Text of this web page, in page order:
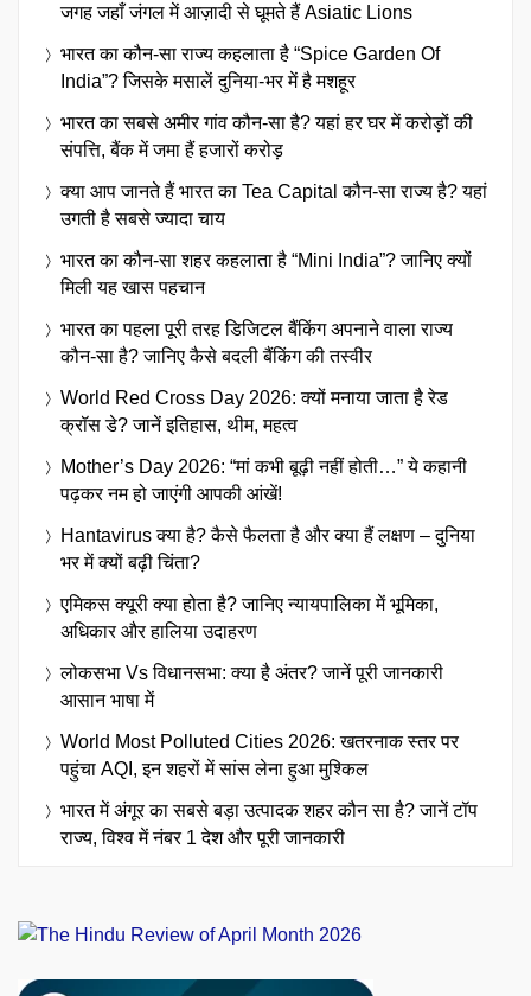
जगह जहाँ जंगल में आज़ादी से घूमते हैं Asiatic Lions
भारत का कौन-सा राज्य कहलाता है “Spice Garden Of
India”? जिसके मसालें दुनिया-भर में है मशहूर
भारत का सबसे अमीर गांव कौन-सा है? यहां हर घर में करोड़ों की
संपत्ति, बैंक में जमा हैं हजारों करोड़
क्या आप जानते हैं भारत का Tea Capital कौन-सा राज्य है? यहां
उगती है सबसे ज्यादा चाय
भारत का कौन-सा शहर कहलाता है “Mini India”? जानिए क्यों
मिली यह खास पहचान
भारत का पहला पूरी तरह डिजिटल बैंकिंग अपनाने वाला राज्य
कौन-सा है? जानिए कैसे बदली बैंकिंग की तस्वीर
World Red Cross Day 2026: क्यों मनाया जाता है रेड
क्रॉस डे? जानें इतिहास, थीम, महत्व
Mother’s Day 2026: “मां कभी बूढ़ी नहीं होती…” ये कहानी
पढ़कर नम हो जाएंगी आपकी आंखें!
Hantavirus क्या है? कैसे फैलता है और क्या हैं लक्षण – दुनिया
भर में क्यों बढ़ी चिंता?
एमिकस क्यूरी क्या होता है? जानिए न्यायपालिका में भूमिका,
अधिकार और हालिया उदाहरण
लोकसभा Vs विधानसभा: क्या है अंतर? जानें पूरी जानकारी
आसान भाषा में
World Most Polluted Cities 2026: खतरनाक स्तर पर
पहुंचा AQI, इन शहरों में सांस लेना हुआ मुश्किल
भारत में अंगूर का सबसे बड़ा उत्पादक शहर कौन सा है? जानें टॉप
राज्य, विश्व में नंबर 1 देश और पूरी जानकारी